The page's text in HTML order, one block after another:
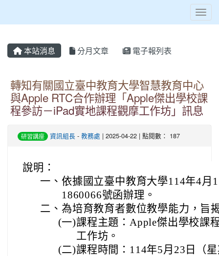
本站消息 分月文章 電子報列表
轉知有關國立臺中教育大學智慧教育中心
與Apple RTC合作辦理「Apple傑出學校課
程參訪－iPad實地課程觀摩工作坊」訊息
研習講座 資訊組長 - 教務處 | 2025-04-22 | 點閱數： 187
說明：
一、 依據國立臺中教育大學114年4月
1860066號函辦理。
二、 為培育教育者數位教學能力，旨
(一)課程主題：Apple傑出學校課
工作坊。
(二)課程時間：114年5月23日（